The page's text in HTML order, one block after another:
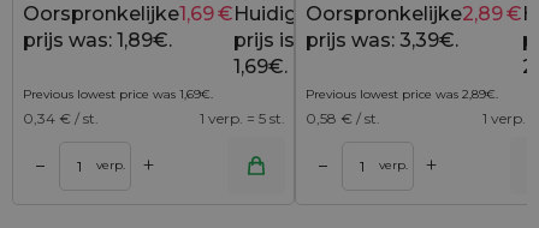
1,89 €
Oorspronkelijke
prijs was: 1,89€.
1,69€Huidige
prijs is:
1,69€.
Previous lowest price was 1,69€
0,34 € / st. 1 verp. = 5 st.
– verp. +
Oorspronkelijke
prijs was: 3,39€.
2,89€
Previous lowest price was 2,89€
0,58 € / st. 1 verp.
– verp. +
Toevoegen aan winkelwagen Toevoegen aan